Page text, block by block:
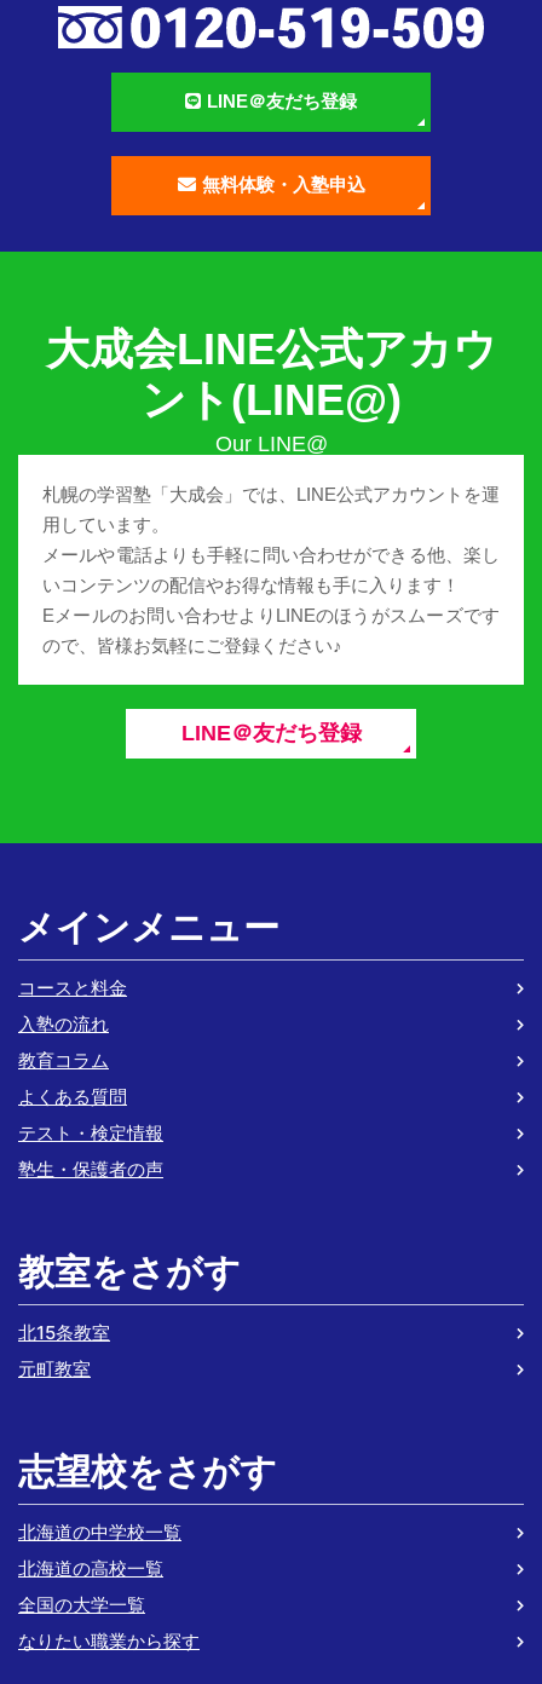
LINE＠友だち登録
無料体験・入塾申込
大成会LINE公式アカウ
ント(LINE@)
札幌の学習塾「大成会」では、LINE公式アカウントを運
用しています。
メールや電話よりも手軽に問い合わせができる他、楽し
いコンテンツの配信やお得な情報も手に入ります！
Eメールのお問い合わせよりLINEのほうがスムーズです
ので、皆様お気軽にご登録ください♪
LINE＠友だち登録
メインメニュー
コースと料金
入塾の流れ
教育コラム
よくある質問
テスト・検定情報
塾生・保護者の声
教室をさがす
北15条教室
元町教室
志望校をさがす
北海道の中学校一覧
北海道の高校一覧
全国の大学一覧
なりたい職業から探す